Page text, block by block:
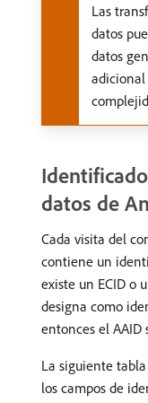
Las
datos
datos
datos de
Cada visita del
contiene un
existe un ECID o
designa como
entonces el AAID
La siguiente
los campos de